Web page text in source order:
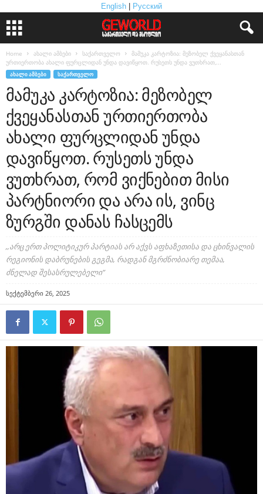
English Русский
Home ახალი ამბები საქართველო
მამუკა კარტოზია: მეზობელ ქვეყანასთან
ურთიერთობა ახალი ფურცლიდან უნდა დავიწყოთ. რუსეთს უნდა ვუთხრათ,...
ᲐᲮᲐᲚᲘ ᲐᲛᲑᲔᲑᲘ ᲡᲐᲥᲐᲠᲗᲕᲔᲚᲝ
მამუკა კარტოზია: მეზობელ
ქვეყანასთან ურთიერთობა
ახალი ფურცლიდან უნდა
დავიწყოთ. რუსეთს უნდა
ვუთხრათ, რომ ვიქნებით მისი
პარტნიორი და არა ის, ვინც
ზურგში დანას ჩასცემს
,,არც ერთ პოლიტიკურ პარტიას არ აქვს აფხაზეთისა და ცხინვალის
რეგიონის დაბრუნების გეგმა, რადგან მგრძნობიარე თემაა,
ძნელად შესასრულებელი”
სექტემბერი 26, 2025